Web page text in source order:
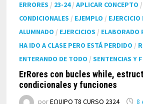
ERRORES / 23-24/APLICAR CONCEPTO /
CONDICIONALES / EJEMPLO /
ALUMNADO / EJERCICIOS / ELABORADO
HA IDO A CLASE PERO ESTÁ PERDIDO / R
ENTERANDO DE TODO /SENTENCIAS Y
ErRores con bucles while,
condicionales y funciones
porEQUIPO T8 CURSO 2324 8